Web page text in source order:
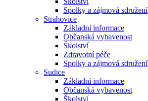
Spolky a zájmová sdružení
Strahovice
Základní informace
Občanská vybavenost
Školství
Zdravotní péče
Spolky a zájmová sdružení
Sudice
Základní informace
Občanská vybavenost
Školství